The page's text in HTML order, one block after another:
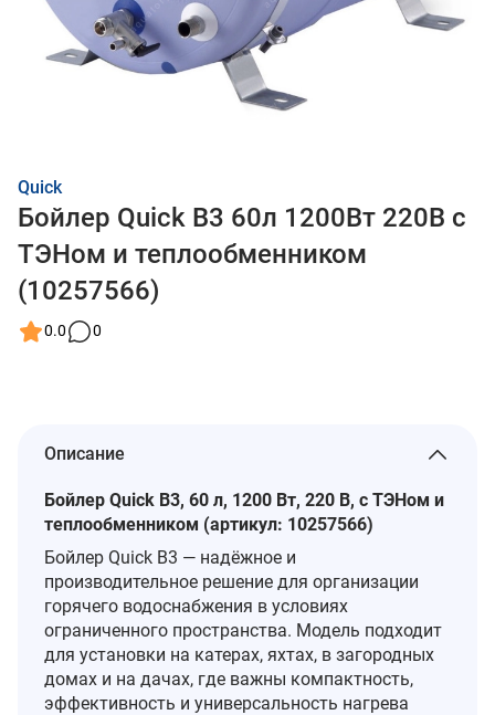
Quick
Бойлер Quick В3 60л 1200Вт 220В с
ТЭНом и теплообменником
(10257566)
0.0 0
Описание
Бойлер Quick В3, 60 л, 1200 Вт, 220 В, с ТЭНом и
теплообменником (артикул: 10257566)
Бойлер Quick В3 — надёжное и
производительное решение для организации
горячего водоснабжения в условиях
ограниченного пространства. Модель подходит
для установки на катерах, яхтах, в загородных
домах и на дачах, где важны компактность,
эффективность и универсальность нагрева